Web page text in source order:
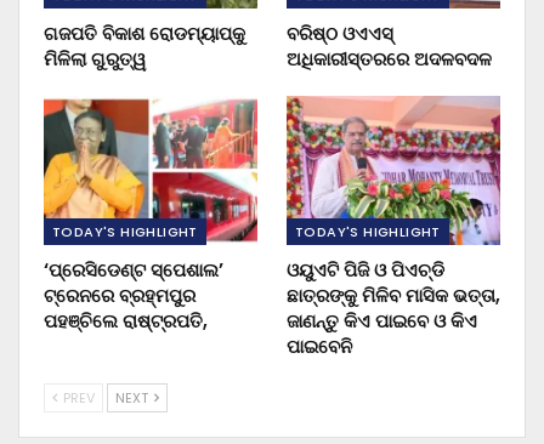
ଗଜପତି ବିକାଶ ରୋଡମ୍ୟାପ୍‌କୁ
ମିଳିଲା ଗୁରୁତ୍ୱ
ବରିଷ୍ଠ ଓଏଏସ୍‌
ଅଧିକାରୀସ୍ତରରେ ଅଦଳବଦଳ
TODAY'S HIGHLIGHT
‘ପ୍ରେସିଡେଣ୍ଟ ସ୍ପେଶାଲ’
ଟ୍ରେନରେ ବ୍ରହ୍ମପୁର
ପହଞ୍ଚିଲେ ରାଷ୍ଟ୍ରପତି,
TODAY'S HIGHLIGHT
ଓୟୁଏଟି ପିଜି ଓ ପିଏଚ୍‌ଡି
ଛାତ୍ରଙ୍କୁ ମିଳିବ ମାସିକ ଭତ୍ତା,
ଜାଣନ୍ତୁ କିଏ ପାଇବେ ଓ କିଏ
ପାଇବେନି
PREV NEXT